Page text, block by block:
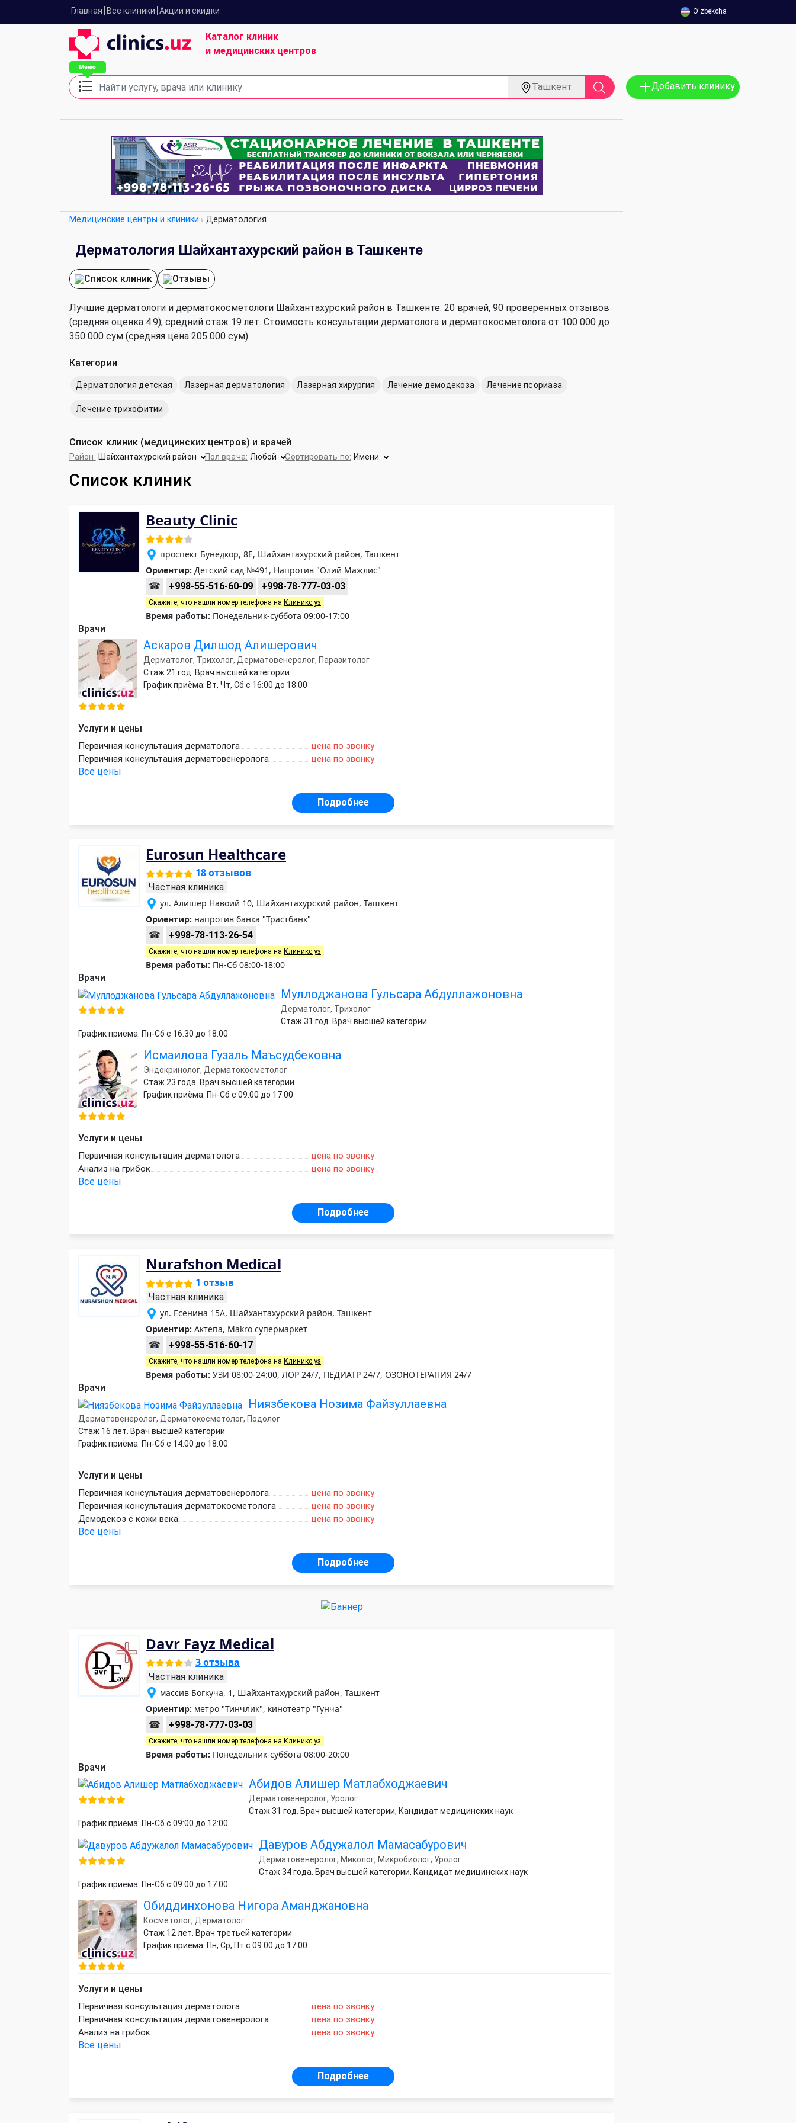
Главная Все клиники Акции и скидки O'zbekcha
Каталог клиник
и медицинских центров
Ташкент Добавить клинику
Медицинские центры и клиники Дерматология
Дерматология Шайхантахурский район в Ташкенте
Список клиник Отзывы
Лучшие дерматологи и дерматокосметологи Шайхантахурский район в Ташкенте: 20 врачей, 90 проверенных отзывов
(средняя оценка 4.9), cредний стаж 19 лет. Стоимость консультации дерматолога и дерматокосметолога от 100 000 до
350 000 сум (средняя цена 205 000 сум).
Категории
Дерматология детская Лазерная дерматология Лазерная хирургия Лечение демодекоза Лечение псориаза
Лечение трихофитии
Список клиник (медицинских центров) и врачей
Район: Шайхантахурский район Пол врача: Любой Сортировать по: Имени
Список клиник
Beauty Clinic
проспект Бунёдкор, 8Е, Шайхантахурский район, Ташкент
Ориентир: Детский сад №491, Напротив "Олий Мажлис"
☎
+998-55-516-60-09 +998-78-777-03-03
Скажите, что нашли номер телефона на Клиникс уз
Время работы: Понедельник-суббота 09:00-17:00
Врачи
Аскаров Дилшод Алишерович
Дерматолог, Трихолог, Дерматовенеролог, Паразитолог
Стаж 21 год. Врач высшей категории
График приёма: Вт, Чт, Сб с 16:00 до 18:00
Услуги и цены
Первичная консультация дерматолога
цена по звонку
Первичная консультация дерматовенеролога
цена по звонку
Все цены
Подробнее
Eurosun Healthcare
18 отзывов
Частная клиника
ул. Алишер Навоий 10, Шайхантахурский район, Ташкент
Ориентир: напротив банка "Трастбанк"
☎
+998-78-113-26-54
Скажите, что нашли номер телефона на Клиникс уз
Время работы: Пн-Сб 08:00-18:00
Врачи
Муллоджанова Гульсара Абдуллажоновна
Дерматолог, Трихолог
Стаж 31 год. Врач высшей категории
График приёма: Пн-Сб с 16:30 до 18:00
Исмаилова Гузаль Маъсудбековна
Эндокринолог, Дерматокосметолог
Стаж 23 года. Врач высшей категории
График приёма: Пн-Сб с 09:00 до 17:00
Услуги и цены
Первичная консультация дерматолога
цена по звонку
Анализ на грибок
цена по звонку
Все цены
Подробнее
Nurafshon Medical
1 отзыв
Частная клиника
ул. Есенина 15А, Шайхантахурский район, Ташкент
Ориентир: Актепа, Makro супермаркет
☎
+998-55-516-60-17
Скажите, что нашли номер телефона на Клиникс уз
Время работы: УЗИ 08:00-24:00, ЛОР 24/7, ПЕДИАТР 24/7, ОЗОНОТЕРАПИЯ 24/7
Врачи
Ниязбекова Нозима Файзуллаевна
Дерматовенеролог, Дерматокосметолог, Подолог
Стаж 16 лет. Врач высшей категории
График приёма: Пн-Сб с 14:00 до 18:00
Услуги и цены
Первичная консультация дерматовенеролога
цена по звонку
Первичная консультация дерматокосметолога
цена по звонку
Демодекоз с кожи века
цена по звонку
Все цены
Подробнее
Davr Fayz Medical
3 отзыва
Частная клиника
массив Богкуча, 1, Шайхантахурский район, Ташкент
Ориентир: метро "Тинчлик", кинотеатр "Гунча"
☎
+998-78-777-03-03
Скажите, что нашли номер телефона на Клиникс уз
Время работы: Понедельник-суббота 08:00-20:00
Врачи
Абидов Алишер Матлабходжаевич
Дерматовенеролог, Уролог
Стаж 31 год. Врач высшей категории, Кандидат медицинских наук
График приёма: Пн-Сб с 09:00 до 12:00
Давуров Абдужалол Мамасабурович
Дерматовенеролог, Миколог, Микробиолог, Уролог
Стаж 34 года. Врач высшей категории, Кандидат медицинских наук
График приёма: Пн-Сб с 09:00 до 17:00
Обиддинхонова Нигора Аманджановна
Косметолог, Дерматолог
Стаж 12 лет. Врач третьей категории
График приёма: Пн, Ср, Пт с 09:00 до 17:00
Услуги и цены
Первичная консультация дерматолога
цена по звонку
Первичная консультация дерматовенеролога
цена по звонку
Анализ на грибок
цена по звонку
Все цены
Подробнее